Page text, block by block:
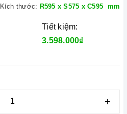
Kích thước: R595 x S575 x C595 mm
Tiết kiệm:
3.598.000₫
+